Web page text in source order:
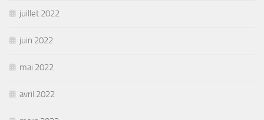
juillet 2022
juin 2022
mai 2022
avril 2022